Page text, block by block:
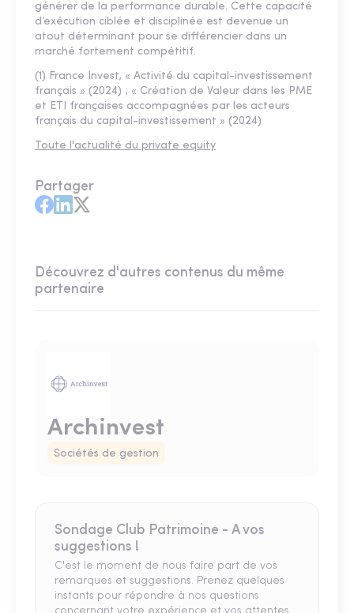
générer de la performance durable. Cette capacité
d’exécution ciblée et disciplinée est devenue un
atout déterminant pour se différencier dans un
marché fortement compétitif.
(1) France Invest, « Activité du capital-investissement
français » (2024) ; « Création de Valeur dans les PME
et ETI françaises accompagnées par les acteurs
français du capital-investissement » (2024)
Toute l'actualité du private equity
Partager
Découvrez d'autres contenus du même
partenaire
Archinvest
Sociétés de gestion
Sondage Club Patrimoine - A vos
suggestions !
C'est le moment de nous faire part de vos
remarques et suggestions. Prenez quelques
instants pour répondre à nos questions